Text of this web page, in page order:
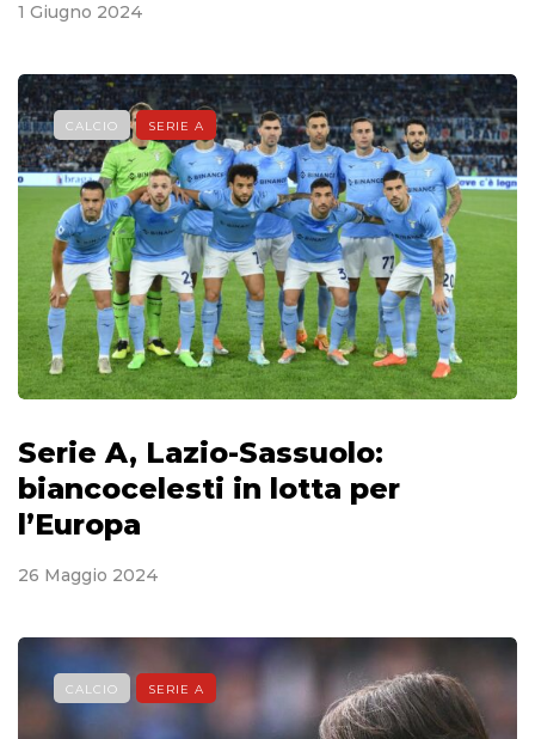
1 Giugno 2024
CALCIO SERIE A
Serie A, Lazio-Sassuolo:
biancocelesti in lotta per
l’Europa
26 Maggio 2024
CALCIO SERIE A